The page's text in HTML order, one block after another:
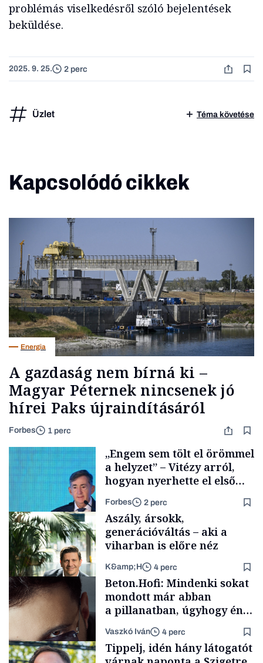
problémás viselkedésről szóló bejelentések
beküldése.
2025. 9. 25. 2 perc
Üzlet Téma követése
Kapcsolódó cikkek
Energia
A gazdaság nem bírná ki –
Magyar Péternek nincsenek jó
hírei Paks újraindításáról
Forbes 1 perc
Elszámoltatás
„Engem sem tölt el örömmel
a helyzet” – Vitézy arról,
hogyan nyerhette el első
tenderét Mészárosék cége a
Tisza-kormány alatt
Forbes 2 perc
TÁMOGATÓI
TARTALOM
Aszály, ársokk,
generációváltás – aki a
viharban is előre néz
K&amp;H 4 perc
Beton.Hofi: Mindenki sokat
mondott már abban
a pillanatban, úgyhogy én
a legsarkosabb
gondolataimat akartam
kimondani
Vaszkó Iván 4 perc
Tippelj, idén hány látogatót